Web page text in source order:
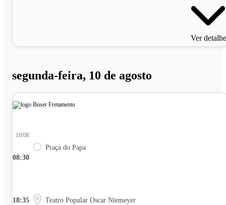
Ver
segunda-feira, 10 de agosto
08:30
10/08
Praça do Papa
18:35 Teatro Popular Oscar Niemeyer